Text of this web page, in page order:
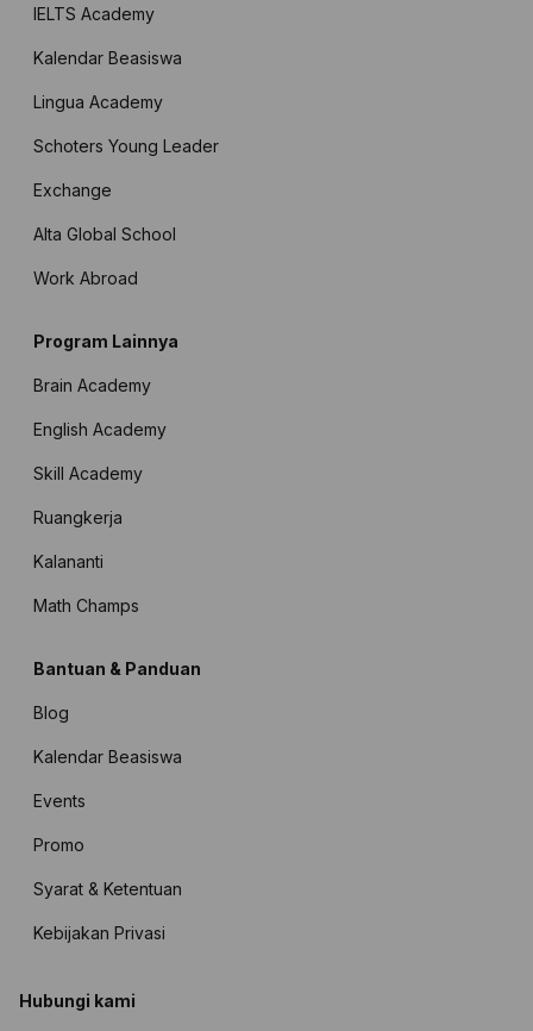
IELTS Academy
Kalendar Beasiswa
Lingua Academy
Schoters Young Leader
Exchange
Alta Global School
Work Abroad
Program Lainnya
Brain Academy
English Academy
Skill Academy
Ruangkerja
Kalananti
Math Champs
Bantuan & Panduan
Blog
Kalendar Beasiswa
Events
Promo
Syarat & Ketentuan
Kebijakan Privasi
Hubungi kami